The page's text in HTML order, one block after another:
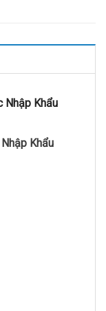
Nhập Khẩu
Khẩu